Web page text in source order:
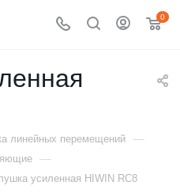
0
линейных перемещений —
—
усиленная HIWIN RC8